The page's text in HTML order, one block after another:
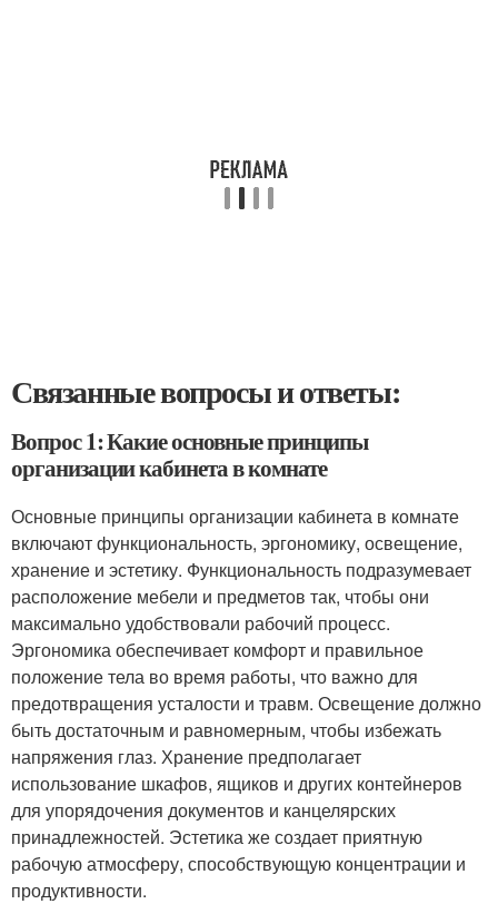
Связанные вопросы и ответы:
Вопрос 1: Какие основные принципы
организации кабинета в комнате
Основные принципы организации кабинета в комнате
включают функциональность, эргономику, освещение,
хранение и эстетику. Функциональность подразумевает
расположение мебели и предметов так, чтобы они
максимально удобствовали рабочий процесс.
Эргономика обеспечивает комфорт и правильное
положение тела во время работы, что важно для
предотвращения усталости и травм. Освещение должно
быть достаточным и равномерным, чтобы избежать
напряжения глаз. Хранение предполагает
использование шкафов, ящиков и других контейнеров
для упорядочения документов и канцелярских
принадлежностей. Эстетика же создает приятную
рабочую атмосферу, способствующую концентрации и
продуктивности.